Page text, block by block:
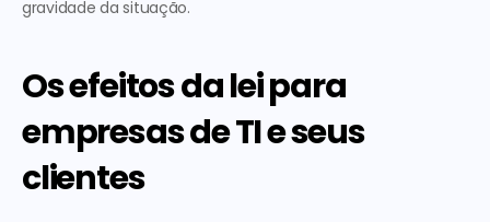
gravidade da situação.
Os efeitos da lei para
empresas de TI e seus
clientes